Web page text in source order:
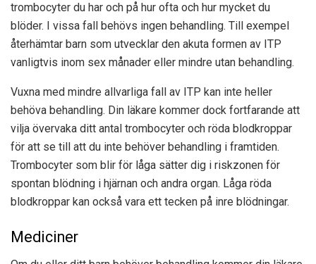
trombocyter du har och på hur ofta och hur mycket du
blöder. I vissa fall behövs ingen behandling. Till exempel
återhämtar barn som utvecklar den akuta formen av ITP
vanligtvis inom sex månader eller mindre utan behandling.
Vuxna med mindre allvarliga fall av ITP kan inte heller
behöva behandling. Din läkare kommer dock fortfarande att
vilja övervaka ditt antal trombocyter och röda blodkroppar
för att se till att du inte behöver behandling i framtiden.
Trombocyter som blir för låga sätter dig i riskzonen för
spontan blödning i hjärnan och andra organ. Låga röda
blodkroppar kan också vara ett tecken på inre blödningar.
Mediciner